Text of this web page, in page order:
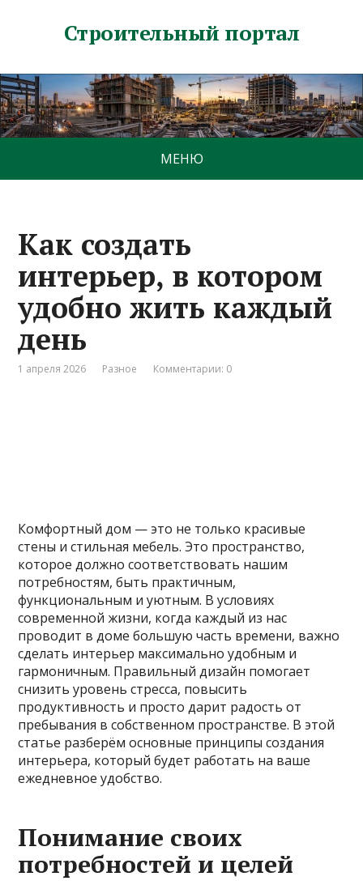
Строительный портал
МЕНЮ
Как создать
интерьер, в котором
удобно жить каждый
день
1 апреля 2026 Разное Комментарии: 0
Комфортный дом — это не только красивые
стены и стильная мебель. Это пространство,
которое должно соответствовать нашим
потребностям, быть практичным,
функциональным и уютным. В условиях
современной жизни, когда каждый из нас
проводит в доме большую часть времени, важно
сделать интерьер максимально удобным и
гармоничным. Правильный дизайн помогает
снизить уровень стресса, повысить
продуктивность и просто дарит радость от
пребывания в собственном пространстве. В этой
статье разберём основные принципы создания
интерьера, который будет работать на ваше
ежедневное удобство.
Понимание своих
потребностей и целей